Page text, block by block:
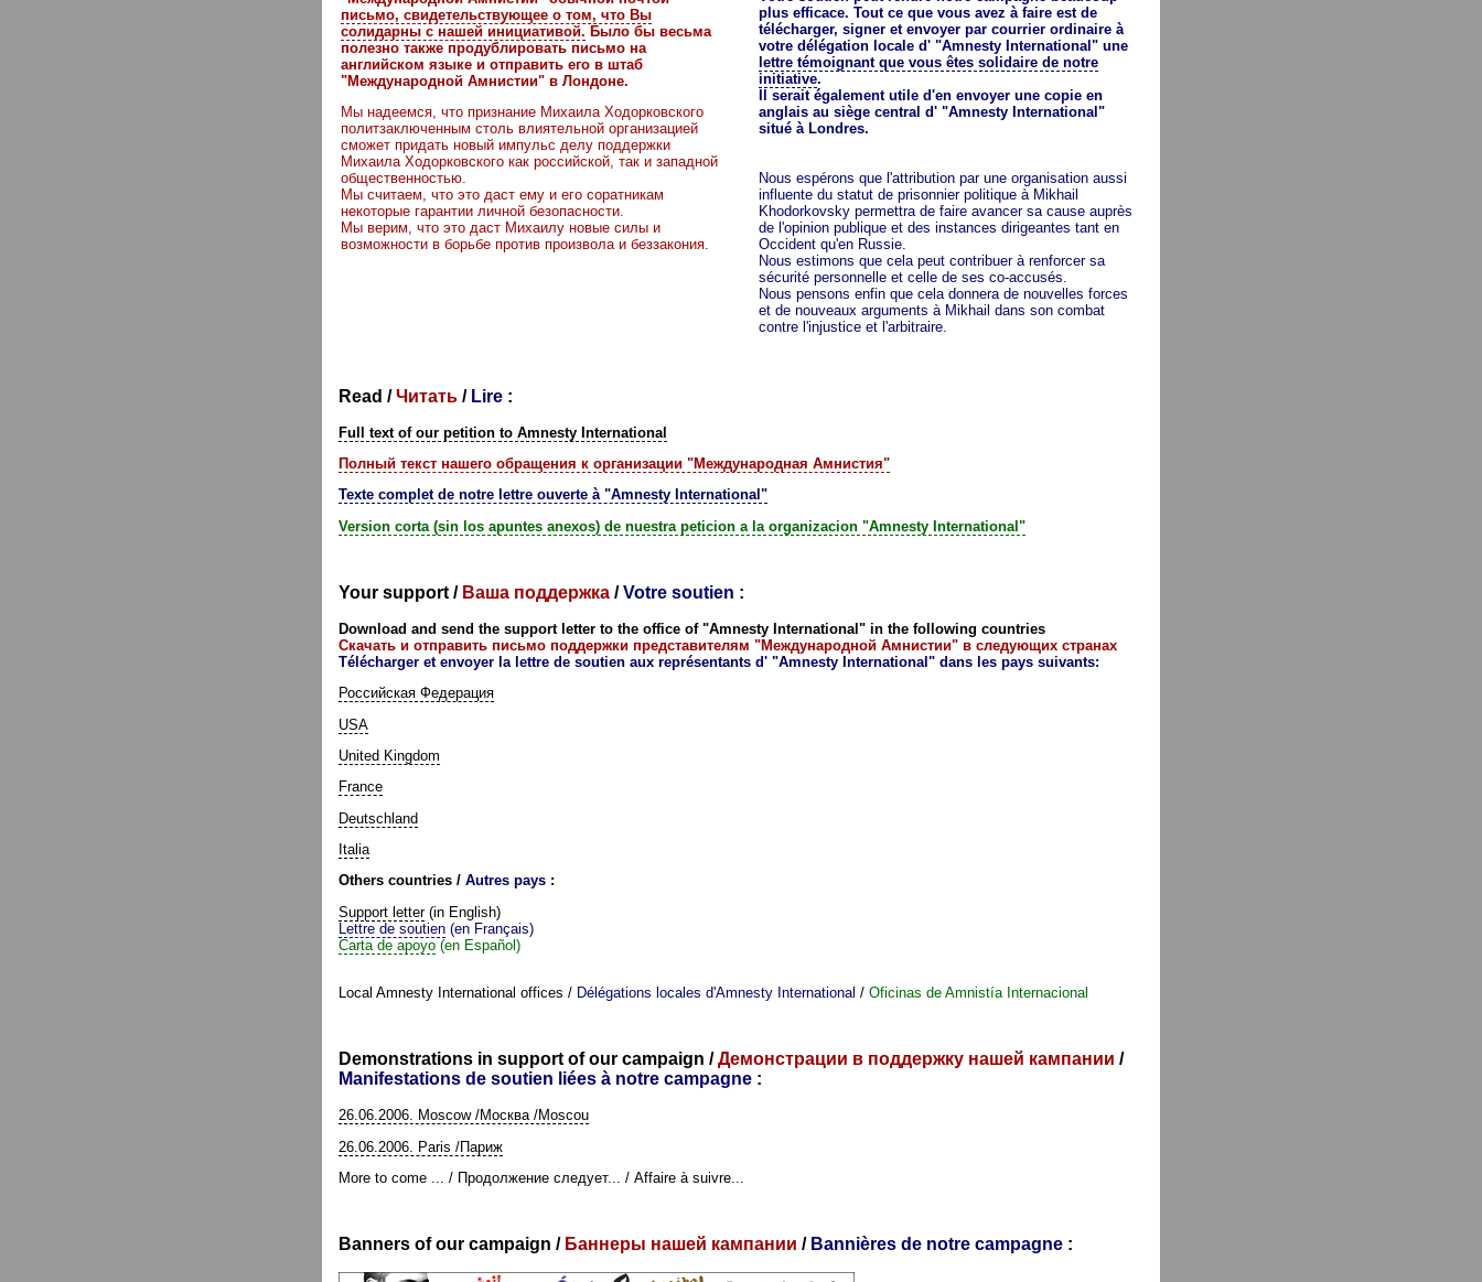
письмо, свидетельствующее о том, что Вы
солидарны с нашей инициативой. Было бы весьма
полезно также продублировать письмо на
английском языке и отправить его в штаб
"Международной Амнистии" в Лондоне.
Мы надеемся, что признание Михаила Ходорковского
политзаключенным столь влиятельной организацией
сможет придать новый импульс делу поддержки
Михаила Ходорковского как российской, так и западной
общественностью.
Мы считаем, что это даст ему и его соратникам
некоторые гарантии личной безопасности.
Мы верим, что это даст Михаилу новые силы и
возможности в борьбе против произвола и беззакония.
plus efficace. Tout ce que vous avez à faire est de
télécharger, signer et envoyer par courrier ordinaire à
votre délégation locale d' "Amnesty International" une
lettre témoignant que vous êtes solidaire de notre
initiative.
Il serait également utile d'en envoyer une copie en
anglais au siège central d' "Amnesty International"
situé à Londres.
Nous espérons que l'attribution par une organisation aussi
influente du statut de prisonnier politique à Mikhail
Khodorkovsky permettra de faire avancer sa cause auprès
de l'opinion publique et des instances dirigeantes tant en
Occident qu'en Russie.
Nous estimons que cela peut contribuer à renforcer sa
sécurité personnelle et celle de ses co-accusés.
Nous pensons enfin que cela donnera de nouvelles forces
et de nouveaux arguments à Mikhail dans son combat
contre l'injustice et l'arbitraire.
Read /Читать / Lire :
Full text of our petition to Amnesty International
Полный текст нашего обращения к организации "Международная Амнистия"
Texte complet de notre lettre ouverte à "Amnesty International"
Version corta (sin los apuntes anexos) de nuestra peticion a la organizacion "Amnesty International"
Your support / Ваша поддержка /Votre soutien :
Download and send the support letter to the office of "Amnesty International" in the following countries
Скачать и отправить письмо поддержки представителям "Международной Амнистии" в следующих странах
Télécharger et envoyer la lettre de soutien aux représentants d' "Amnesty International" dans les pays suivants:
Российская Федерация
USA
United Kingdom
France
Deutschland
Italia
Others countries / Autres pays :
Support letter(in English)
Lettre de soutien (en Français)
Carta de apoyo (en Español)
Local Amnesty International offices / Délégations locales d'Amnesty International / Oficinas de Amnistía Internacional
Demonstrations in support of our campaign /Демонстрации в поддержку нашей кампании /
Manifestations de soutien liées à notre campagne :
26.06.2006. Moscow /Москва /Moscou
26.06.2006. Paris /Париж
More to come ... / Продолжение следует... / Affaire à suivre...
Banners of our campaign / Баннеры нашей кампании / Bannières de notre campagne :